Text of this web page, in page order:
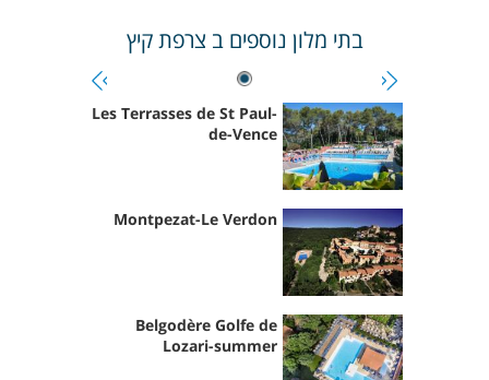
בתי מלון נוספים ב צרפת קיץ
Les Terrasses de St Paul-
de-Vence
Montpezat-Le Verdon
Belgodère Golfe de
Lozari-summer